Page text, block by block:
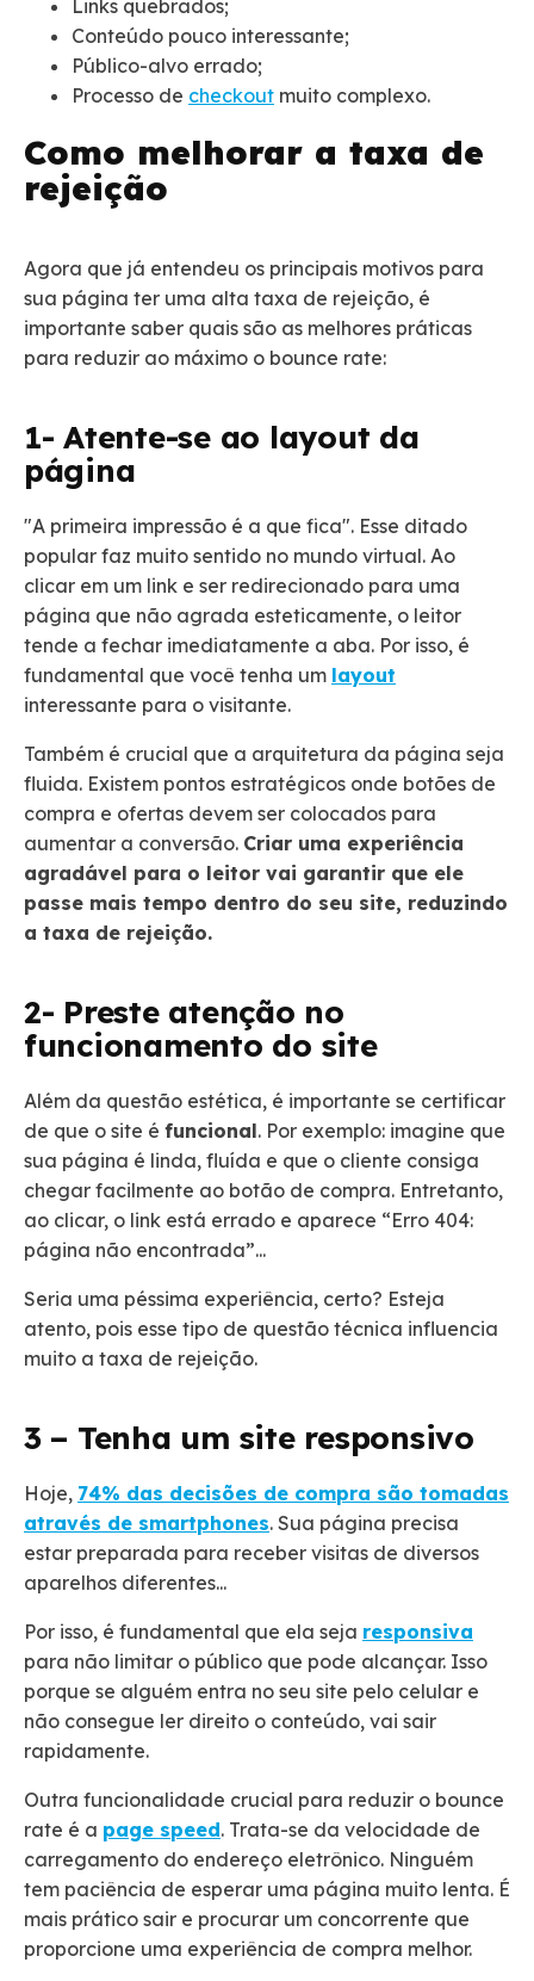
Links quebrados;
Conteúdo pouco interessante;
Público-alvo errado;
Processo de checkout muito complexo.
Como melhorar a taxa de
rejeição
Agora que já entendeu os principais motivos para
sua página ter uma alta taxa de rejeição, é
importante saber quais são as melhores práticas
para reduzir ao máximo o bounce rate:
1- Atente-se ao layout da
página
"A primeira impressão é a que fica". Esse ditado
popular faz muito sentido no mundo virtual. Ao
clicar em um link e ser redirecionado para uma
página que não agrada esteticamente, o leitor
tende a fechar imediatamente a aba. Por isso, é
fundamental que você tenha um layout
interessante para o visitante.
Também é crucial que a arquitetura da página seja
fluida. Existem pontos estratégicos onde botões de
compra e ofertas devem ser colocados para
aumentar a conversão. Criar uma experiência
agradável para o leitor vai garantir que ele
passe mais tempo dentro do seu site, reduzindo
a taxa de rejeição.
2- Preste atenção no
funcionamento do site
Além da questão estética, é importante se certificar
de que o site é funcional. Por exemplo: imagine que
sua página é linda, fluída e que o cliente consiga
chegar facilmente ao botão de compra. Entretanto,
ao clicar, o link está errado e aparece “Erro 404:
página não encontrada”...
Seria uma péssima experiência, certo? Esteja
atento, pois esse tipo de questão técnica influencia
muito a taxa de rejeição.
3 – Tenha um site responsivo
Hoje, 74% das decisões de compra são tomadas
através de smartphones. Sua página precisa
estar preparada para receber visitas de diversos
aparelhos diferentes...
Por isso, é fundamental que ela seja responsiva
para não limitar o público que pode alcançar. Isso
porque se alguém entra no seu site pelo celular e
não consegue ler direito o conteúdo, vai sair
rapidamente.
Outra funcionalidade crucial para reduzir o bounce
rate é a page speed. Trata-se da velocidade de
carregamento do endereço eletrônico. Ninguém
tem paciência de esperar uma página muito lenta. É
mais prático sair e procurar um concorrente que
proporcione uma experiência de compra melhor.